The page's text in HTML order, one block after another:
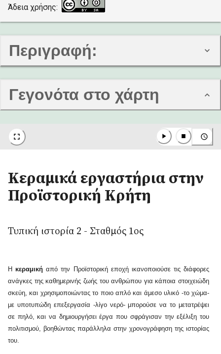
Άδεια χρήσης:
Περιγραφή:
Γεγονότα στο χάρτη
Κεραμικά εργαστήρια στην
Προϊστορική Κρήτη
Τυπική ιστορία 2 - Σταθμός 1ος
Η κεραμική από την Προϊστορική εποχή ικανοποιούσε τις διάφορες
ανάγκες της καθημερινής ζωής του ανθρώπου για κάποια στοιχειώδη
σκεύη, και χρησιμοποιώντας το ποιο απλό και άμεσο υλικό -το χώμα-
με υποτυπώδη επεξεργασία -λίγο νερό- μπορούσε να το μετατρέψει
σε πηλό, και να δημιουργήσει έργα που σφράγισαν την εξέλιξη του
πολιτισμού, βοηθώντας παράλληλα στην χρονογράφηση της ιστορίας
του.